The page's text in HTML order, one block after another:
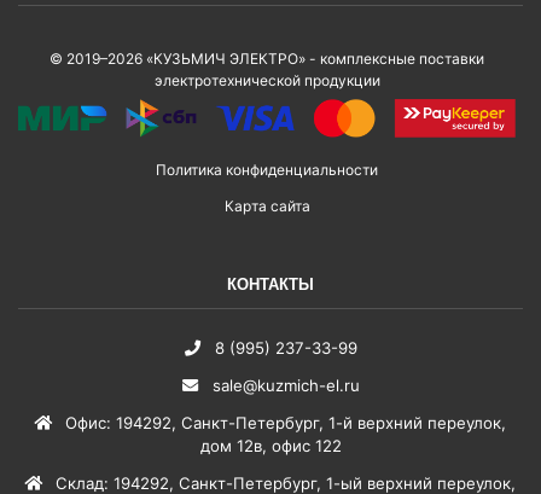
© 2019–2026 «КУЗЬМИЧ ЭЛЕКТРО» - комплексные поставки
электротехнической продукции
Политика конфиденциальности
Карта сайта
КОНТАКТЫ
8 (995) 237-33-99
sale@kuzmich-el.ru
Офис: 194292, Санкт-Петербург, 1-й верхний переулок,
дом 12в, офис 122
Склад: 194292, Санкт-Петербург, 1-ый верхний переулок,